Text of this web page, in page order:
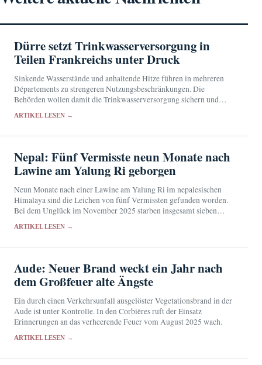
Dürre setzt Trinkwasserversorgung in
Teilen Frankreichs unter Druck
Sinkende Wasserstände und anhaltende Hitze führen in mehreren
Départements zu strengeren Nutzungsbeschränkungen. Die
Behörden wollen damit die Trinkwasserversorgung sichern und
ARTIKEL LESEN →
Nepal: Fünf Vermisste neun Monate nach
Lawine am Yalung Ri geborgen
Neun Monate nach einer Lawine am Yalung Ri im nepalesischen
Himalaya sind die Leichen von fünf Vermissten gefunden worden.
Bei dem Unglück im November 2025 starben insgesamt sieben
ARTIKEL LESEN →
Aude: Neuer Brand weckt ein Jahr nach
dem Großfeuer alte Ängste
Ein durch einen Verkehrsunfall ausgelöster Vegetationsbrand in der
Aude ist unter Kontrolle. In den Corbières ruft der Einsatz
Erinnerungen an das verheerende Feuer vom August 2025 wach.
ARTIKEL LESEN →